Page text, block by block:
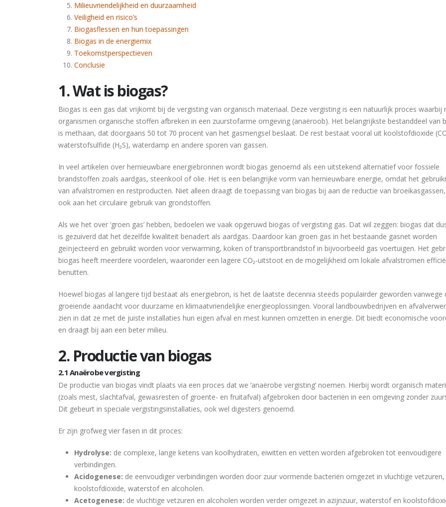
Milieuvriendelijkheid en duurzaamheid
Veiligheid en risico’s
Biogasflessen en hun toepassingen
Biogas in de energiemix
Toekomstperspectieven
Conclusie
1. Wat is biogas?
Biogas is een gas dat vrijkomt bij de vergisting van organisch materiaal. Deze vergisting is een natuurlijk proces waarbij
organismen organische stoffen afbreken in een zuurstofarme omgeving (anaëroob). Het belangrijkste bestanddeel van
is methaan, dat doorgaans 50 tot 70 procent van het gasmengsel beslaat. De rest bestaat vooral uit koolstofdioxide
waterstofsulfide (H₂S), waterdamp en andere sporen van gassen.
In veel artikelen over hernieuwbare energiebronnen wordt biogas genoemd als een uitstekend alternatief voor fossiele
brandstoffen zoals aardgas, steenkool of olie. Het is een belangrijke vorm van hernieuwbare energie, omdat het
van afvalstromen en restproducten. Niet alleen draagt de toepassing van biogas bij aan de reductie van
ook aan het circulaire gebruik van grondstoffen.
Als we het over ‘groen gas’ hebben, bedoelen we vaak opgeruwd biogas of vergisting gas. Dat wil zeggen: biogas dat
is gezuiverd dat het dezelfde kwaliteit benadert als aardgas. Daardoor kan groen gas in het bestaande gasnet worden
geïnjecteerd en gebruikt worden voor verwarming, koken of transportbrandstof in bijvoorbeeld gas voertuigen. Het
biogas heeft meerdere voordelen, waaronder een lagere CO₂-uitstoot en de mogelijkheid om lokale afvalstromen
benutten.
Hoewel biogas al langere tijd bestaat als energiebron, is het de laatste decennia steeds populairder geworden vanwege
groeiende aandacht voor duurzame en klimaatvriendelijke energieoplossingen. Vooral landbouwbedrijven en
zien in dat ze met de juiste installaties hun eigen afval en mest kunnen omzetten in energie. Dit biedt economische
en draagt bij aan een beter milieu.
2. Productie van biogas
2.1 Anaërobe vergisting
De productie van biogas vindt plaats via een proces dat we ‘anaërobe vergisting’ noemen. Hierbij wordt organisch
(zoals mest, slachtafval, gewasresten of groente- en fruitafval) afgebroken door bacteriën in een omgeving zonder
Dit gebeurt in speciale vergistingsinstallaties, ook wel digesters genoemd.
Er zijn grofweg vier fasen in dit proces:
Hydrolyse: de complexe, lange ketens van koolhydraten, eiwitten en vetten worden afgebroken tot eenvoudigere
verbindingen.
Acidogenese: de eenvoudiger verbindingen worden door zuur vormende bacteriën omgezet in vluchtige vetzuren,
koolstofdioxide, waterstof en alcoholen.
Acetogenese: de vluchtige vetzuren en alcoholen worden verder omgezet in azijnzuur, waterstof en